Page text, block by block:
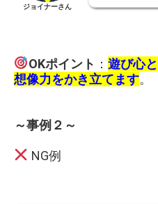
ジョイナーさん
OKポイント ： 遊び心
想像力をかき立てます。
～事例２～
NG例